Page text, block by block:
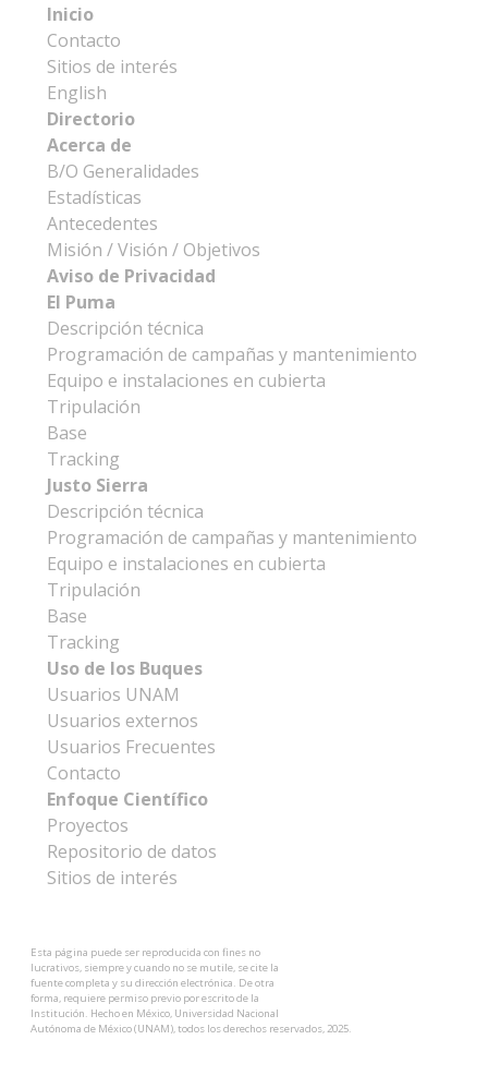
Inicio
Contacto
Sitios de interés
English
Directorio
Acerca de
B/O Generalidades
Estadísticas
Antecedentes
Misión / Visión / Objetivos
Aviso de Privacidad
El Puma
Descripción técnica
Programación de campañas y mantenimiento
Equipo e instalaciones en cubierta
Tripulación
Base
Tracking
Justo Sierra
Descripción técnica
Programación de campañas y mantenimiento
Equipo e instalaciones en cubierta
Tripulación
Base
Tracking
Uso de los Buques
Usuarios UNAM
Usuarios externos
Usuarios Frecuentes
Contacto
Enfoque Científico
Proyectos
Repositorio de datos
Sitios de interés
Esta página puede ser reproducida con fines no
lucrativos, siempre y cuando no se mutile, se cite la
fuente completa y su dirección electrónica. De otra
forma, requiere permiso previo por escrito de la
Institución. Hecho en México, Universidad Nacional
Autónoma de México (UNAM), todos los derechos reservados, 2025.